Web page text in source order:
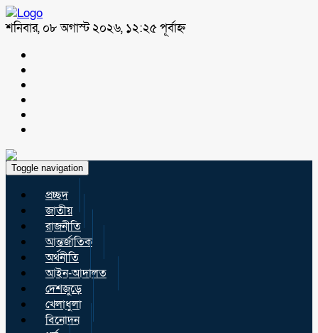
শনিবার, ০৮ অগাস্ট ২০২৬, ১২:২৫ পূর্বাহ্ন
Toggle navigation
প্রচ্ছদ
জাতীয়
রাজনীতি
আন্তর্জাতিক
অর্থনীতি
আইন-আদালত
দেশজুড়ে
খেলাধুলা
বিনোদন